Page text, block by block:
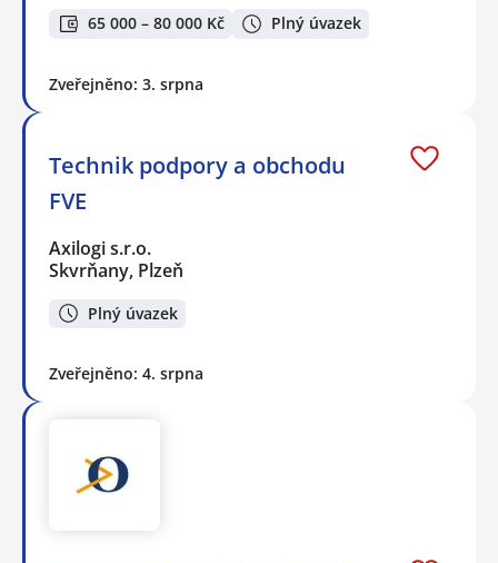
65 000 – 80 000 Kč Plný úvazek
Zveřejněno: 3. srpna
Technik podpory a obchodu
FVE
Axilogi s.r.o.
Skvrňany, Plzeň
Plný úvazek
Zveřejněno: 4. srpna